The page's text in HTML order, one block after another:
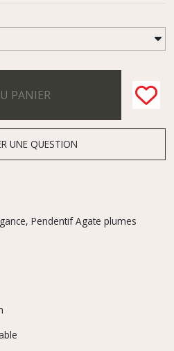
PANIER
UNE QUESTION
Pendentif Agate plumes